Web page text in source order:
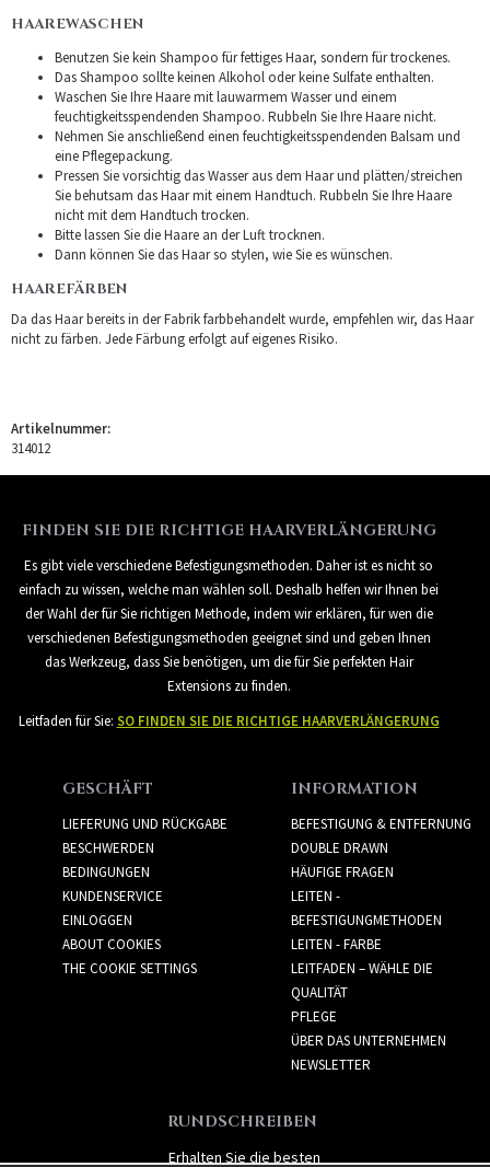
HAAREWASCHEN
Benutzen Sie kein Shampoo für fettiges Haar, sondern für trockenes.
Das Shampoo sollte keinen Alkohol oder keine Sulfate enthalten.
Waschen Sie Ihre Haare mit lauwarmem Wasser und einem
feuchtigkeitsspendenden Shampoo. Rubbeln Sie Ihre Haare nicht.
Nehmen Sie anschließend einen feuchtigkeitsspendenden Balsam und
eine Pflegepackung.
Pressen Sie vorsichtig das Wasser aus dem Haar und plätten/streichen
Sie behutsam das Haar mit einem Handtuch. Rubbeln Sie Ihre Haare
nicht mit dem Handtuch trocken.
Bitte lassen Sie die Haare an der Luft trocknen.
Dann können Sie das Haar so stylen, wie Sie es wünschen.
HAAREFÄRBEN
Da das Haar bereits in der Fabrik farbbehandelt wurde, empfehlen wir, das Haar
nicht zu färben. Jede Färbung erfolgt auf eigenes Risiko.
Artikelnummer:
314012
FINDEN SIE DIE RICHTIGE HAARVERLÄNGERUNG
Es gibt viele verschiedene Befestigungsmethoden. Daher ist es nicht so
einfach zu wissen, welche man wählen soll. Deshalb helfen wir Ihnen bei
der Wahl der für Sie richtigen Methode, indem wir erklären, für wen die
verschiedenen Befestigungsmethoden geeignet sind und geben Ihnen
das Werkzeug, dass Sie benötigen, um die für Sie perfekten Hair
Extensions zu finden.
Leitfaden für Sie: SO FINDEN SIE DIE RICHTIGE HAARVERLÄNGERUNG
GESCHÄFT
LIEFERUNG UND RÜCKGABE
BESCHWERDEN
BEDINGUNGEN
KUNDENSERVICE
EINLOGGEN
ABOUT COOKIES
THE COOKIE SETTINGS
INFORMATION
BEFESTIGUNG & ENTFERNUNG
DOUBLE DRAWN
HÄUFIGE FRAGEN
LEITEN -
BEFESTIGUNGMETHODEN
LEITEN - FARBE
LEITFADEN – WÄHLE DIE
QUALITÄT
PFLEGE
ÜBER DAS UNTERNEHMEN
NEWSLETTER
RUNDSCHREIBEN
Erhalten Sie die besten